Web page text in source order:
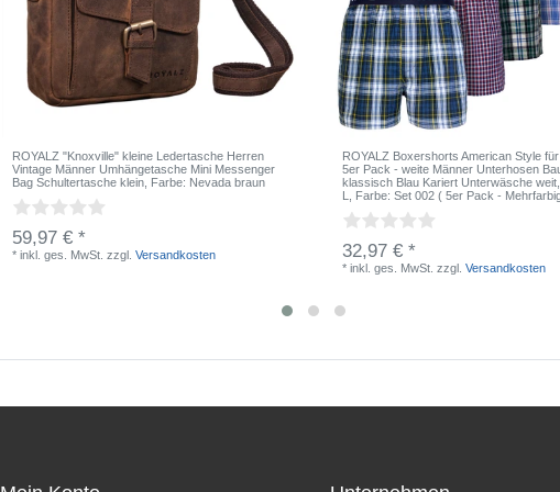
ROYALZ "Knoxville" kleine Ledertasche Herren
Vintage Männer Umhängetasche Mini Messenger
Bag Schultertasche klein , Farbe: Nevada braun
59,97 € *
*inkl. ges. MwSt. zzgl.Versandkosten
ROYALZ Boxershorts American Style
5er Pack - weite Männer Unterhosen
klassisch Blau Kariert Unterwäsche weit
L
, Farbe: Set 002 ( 5er Pack -
32,97 € *
*inkl. ges. MwSt. zzgl.Versandkosten